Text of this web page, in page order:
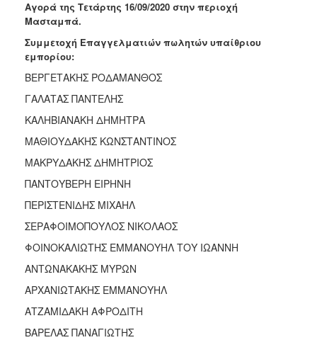
Αγορά της Τετάρτης 16/09/2020 στην περιοχή
Μασταμπά.
Συμμετοχή Επαγγελματιών πωλητών υπαίθριου
εμπορίου:
ΒΕΡΓΕΤΑΚΗΣ ΡΟΔΑΜΑΝΘΟΣ
ΓΑΛΑΤΑΣ ΠΑΝΤΕΛΗΣ
ΚΑΛΗΒΙΑΝΑΚΗ ΔΗΜΗΤΡΑ
ΜΑΘΙΟΥΔΑΚΗΣ ΚΩΝΣΤΑΝΤΙΝΟΣ
ΜΑΚΡΥΔΑΚΗΣ ΔΗΜΗΤΡΙΟΣ
ΠΑΝΤΟΥΒΕΡΗ ΕΙΡΗΝΗ
ΠΕΡΙΣΤΕΝΙΔΗΣ ΜΙΧΑΗΛ
ΣΕΡΑΦΟΙΜΟΠΟΥΛΟΣ ΝΙΚΟΛΑΟΣ
ΦΟΙΝΟΚΑΛΙΩΤΗΣ ΕΜΜΑΝΟΥΗΛ ΤΟΥ ΙΩΑΝΝΗ
ΑΝΤΩΝΑΚΑΚΗΣ ΜΥΡΩΝ
ΑΡΧΑΝΙΩΤΑΚΗΣ ΕΜΜΑΝΟΥΗΛ
ΑΤΖΑΜΙΔΑΚΗ ΑΦΡΟΔΙΤΗ
ΒΑΡΕΛΑΣ ΠΑΝΑΓΙΩΤΗΣ